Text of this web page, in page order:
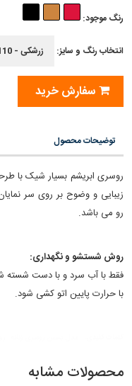
رنگ موجود:
انتخاب رنگ و سایز:
سفارش خرید
توضیحات محصول
روسری ابریشم بسیار شیک با
زیبایی و وضوح بر روی سر
رو می باشد.
روش شستشو و نگهداری:
فقط با آب سرد و با دست شسته
با حرارت پایین اتو کشی شود.
محصولات مشابه